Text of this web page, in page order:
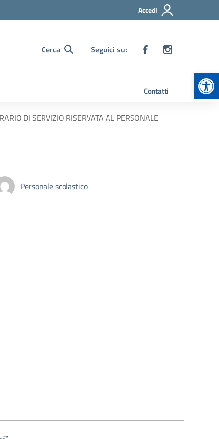
Accedi
Cerca Seguici su:
Contatti
DI SERVIZIO RISERVATA AL PERSONALE
Personale scolastico